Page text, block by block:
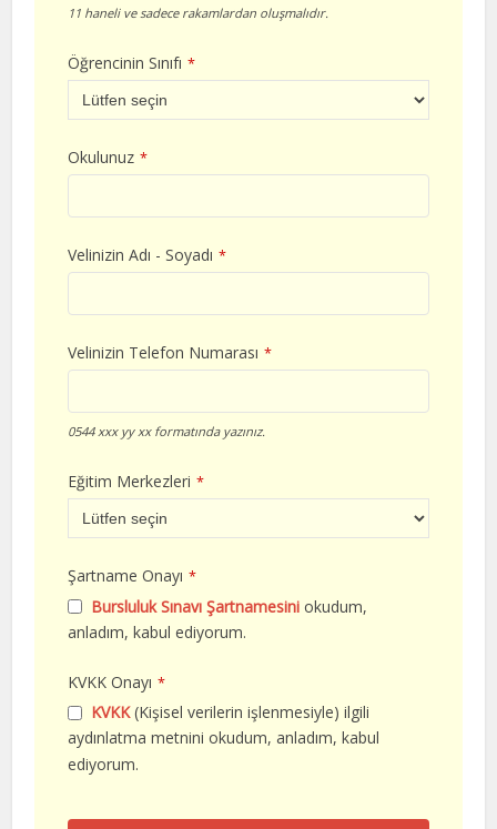
11 haneli ve sadece rakamlardan oluşmalıdır.
Öğrencinin Sınıfı *
Okulunuz *
Velinizin Adı - Soyadı *
Velinizin Telefon Numarası *
0544 xxx yy xx formatında yazınız.
Eğitim Merkezleri *
Şartname Onayı *
Bursluluk Sınavı Şartnamesini okudum,
anladım, kabul ediyorum.
KVKK Onayı *
KVKK(Kişisel verilerin işlenmesiyle) ilgili
aydınlatma metnini okudum, anladım, kabul
ediyorum.